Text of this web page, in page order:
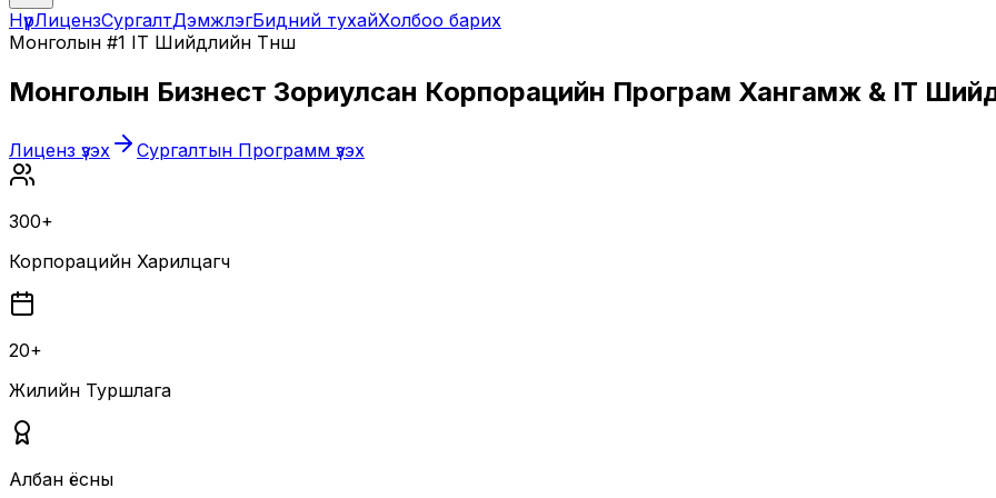
НүүрЛицензСургалтДэмжлэгБидний тухайХолбоо барих
Монголын #1 IT Шийдлийн Түнш
Монголын Бизнест Зориулсан Корпорацийн Програм Хангамж & IT
Лиценз үзэх Сургалтын Программ үзэх
300+
Корпорацийн Харилцагч
20+
Жилийн Туршлага
Албан ёсны